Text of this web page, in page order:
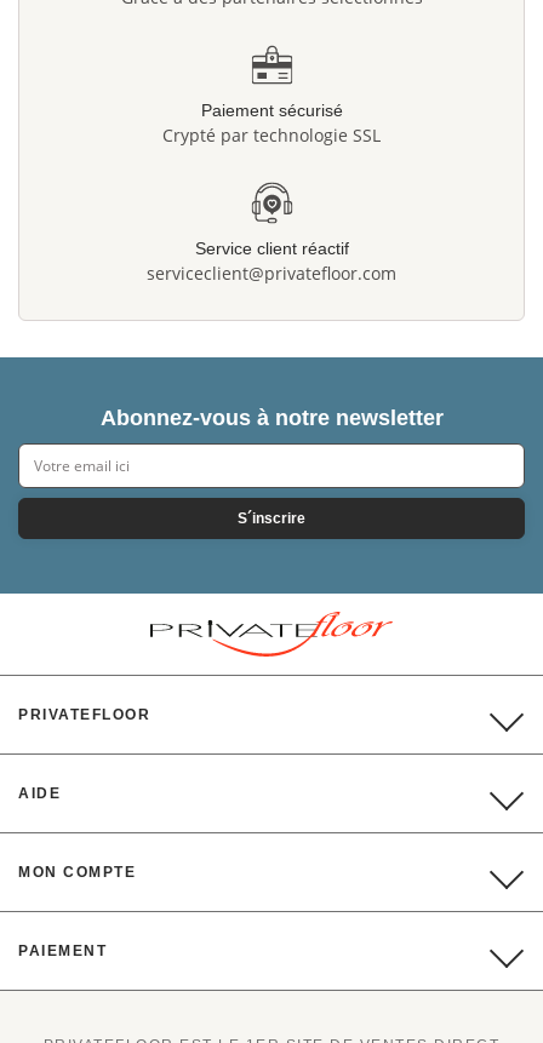
Paiement sécurisé
Crypté par technologie SSL
Service client réactif
serviceclient@privatefloor.com
Abonnez-vous à notre newsletter
S´inscrire
PRIVATEFLOOR
AIDE
MON COMPTE
PAIEMENT